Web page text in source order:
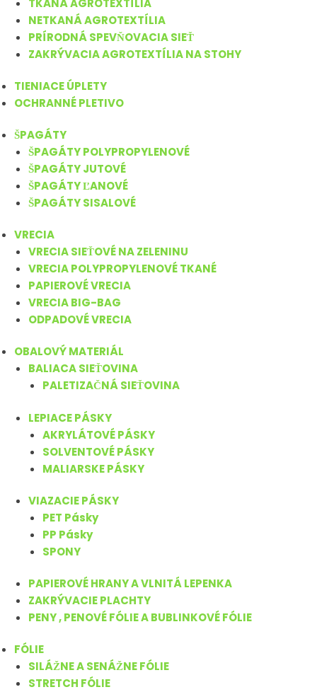
NETKANÁ AGROTEXTÍLIA
PRÍRODNÁ SPEVŇOVACIA SIEŤ
ZAKRÝVACIA AGROTEXTÍLIA NA STOHY
TIENIACE ÚPLETY
OCHRANNÉ PLETIVO
ŠPAGÁTY
ŠPAGÁTY POLYPROPYLENOVÉ
ŠPAGÁTY JUTOVÉ
ŠPAGÁTY ĽANOVÉ
ŠPAGÁTY SISALOVÉ
VRECIA
VRECIA SIEŤOVÉ NA ZELENINU
VRECIA POLYPROPYLENOVÉ TKANÉ
PAPIEROVÉ VRECIA
VRECIA BIG-BAG
ODPADOVÉ VRECIA
OBALOVÝ MATERIÁL
BALIACA SIEŤOVINA
PALETIZAČNÁ SIEŤOVINA
LEPIACE PÁSKY
AKRYLÁTOVÉ PÁSKY
SOLVENTOVÉ PÁSKY
MALIARSKE PÁSKY
VIAZACIE PÁSKY
PET Pásky
PP Pásky
SPONY
PAPIEROVÉ HRANY A VLNITÁ LEPENKA
ZAKRÝVACIE PLACHTY
PENY , PENOVÉ FÓLIE A BUBLINKOVÉ FÓLIE
FÓLIE
SILÁŽNE A SENÁŽNE FÓLIE
STRETCH FÓLIE